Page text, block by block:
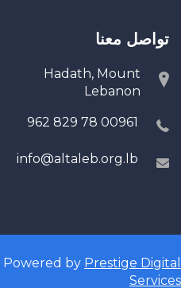
تواصل معنا
Hadath, Mount
Lebanon
00961 78 829 962
info@altaleb.org.lb
Powered by Prestige Digital
Services